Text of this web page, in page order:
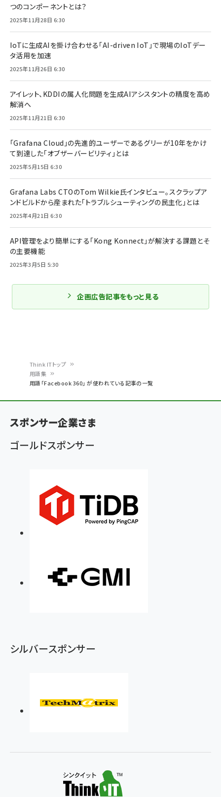
ン
く
ず
Think ITトップ
用語集
用語「Facebook 360」 が使われている記事の一覧
つのコンポーネントとは？
2025年11月28日 6:30
IoTに生成AIを掛け合わせる「AI-driven IoT」で現場のIoTデー
タ活用を加速
2025年11月26日 6:30
アイレット、KDDIの属人化問題を生成AIアシスタントの精度を高め
解消へ
2025年11月21日 6:30
「Grafana Cloud」の先進的ユーザーであるグリーが10年をかけ
て到達した「オブザーバービリティ」とは
2025年5月15日 6:30
Grafana Labs CTOのTom Wilkie氏インタビュー。スクラップア
ンドビルドから産まれた「トラブルシューティングの民主化」とは
2025年4月21日 6:30
API管理をより簡単にする「Kong Konnect」が解決する課題とそ
の主要機能
2025年3月5日 5:30
企画広告記事をもっと見る
スポンサー企業さま
ゴールドスポンサー
シルバースポンサー